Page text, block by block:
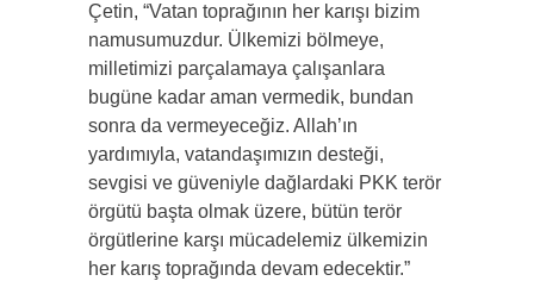
Çetin, “Vatan toprağının her karışı bizim
namusumuzdur. Ülkemizi bölmeye,
milletimizi parçalamaya çalışanlara
bugüne kadar aman vermedik, bundan
sonra da vermeyeceğiz. Allah’ın
yardımıyla, vatandaşımızın desteği,
sevgisi ve güveniyle dağlardaki PKK terör
örgütü başta olmak üzere, bütün terör
örgütlerine karşı mücadelemiz ülkemizin
her karış toprağında devam edecektir.”